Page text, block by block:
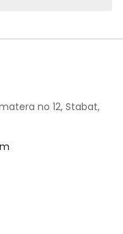
no 12, Stabat,